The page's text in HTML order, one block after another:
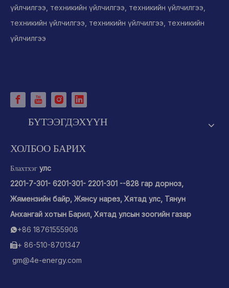
үйлчилгээ, техникийн үйлчилгээ, техникийн үйлчилгээ,
техникийн үйлчилгээ, техникийн үйлчилгээ, техникийн
үйлчилгээ
БҮТЭЭГДЭХҮҮН
ХОЛБОО БАРИХ
Блахтхэг улс
2201-7-301- 6201-301- 2201-301 --828 гар дорноз,
Жямензийн байр, Жянсу нарез, Хятад улс, Тянун
Анхангай хотын Барил, Хятад улсын зоогийн газар
+86 18761555908
+ 86-510-8701347
gm@4e-energy.com